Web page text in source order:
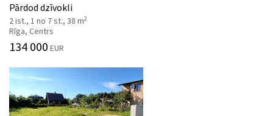
Pārdod dzīvokli
2 ist., 1 no 7 st., 38 m2
Rīga, Centrs
134 000 EUR